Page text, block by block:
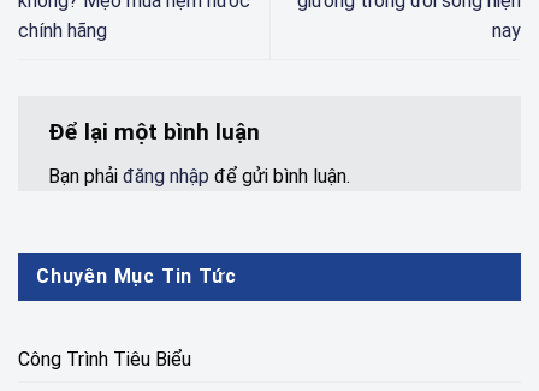
chính hãng
nay
Để lại một bình luận
Bạn phải đăng nhập để gửi bình luận.
Chuyên Mục Tin Tức
Công Trình Tiêu Biểu